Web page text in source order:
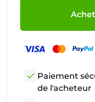
check Paiement
de l'acheteur